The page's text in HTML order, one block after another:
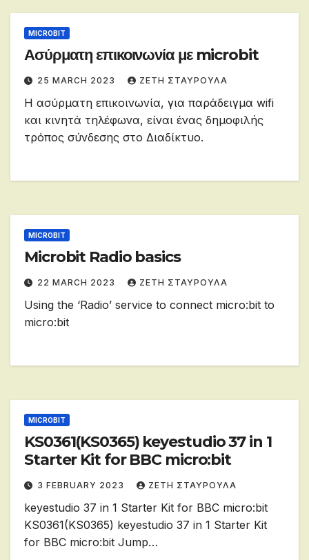
MICROBIT
Ασύρματη επικοινωνία με microbit
25 MARCH 2023 ΖΕΤΗ ΣΤΑΥΡΟΥΛΑ
Η ασύρματη επικοινωνία, για παράδειγμα wifi
και κινητά τηλέφωνα, είναι ένας δημοφιλής
τρόπος σύνδεσης στο Διαδίκτυο.
MICROBIT
Microbit Radio basics
22 MARCH 2023 ΖΕΤΗ ΣΤΑΥΡΟΥΛΑ
Using the ‘Radio’ service to connect micro:bit to
micro:bit
MICROBIT
KS0361(KS0365) keyestudio 37 in 1
Starter Kit for BBC micro:bit
3 FEBRUARY 2023 ΖΕΤΗ ΣΤΑΥΡΟΥΛΑ
keyestudio 37 in 1 Starter Kit for BBC micro:bit
KS0361(KS0365) keyestudio 37 in 1 Starter Kit
for BBC micro:bit Jump…